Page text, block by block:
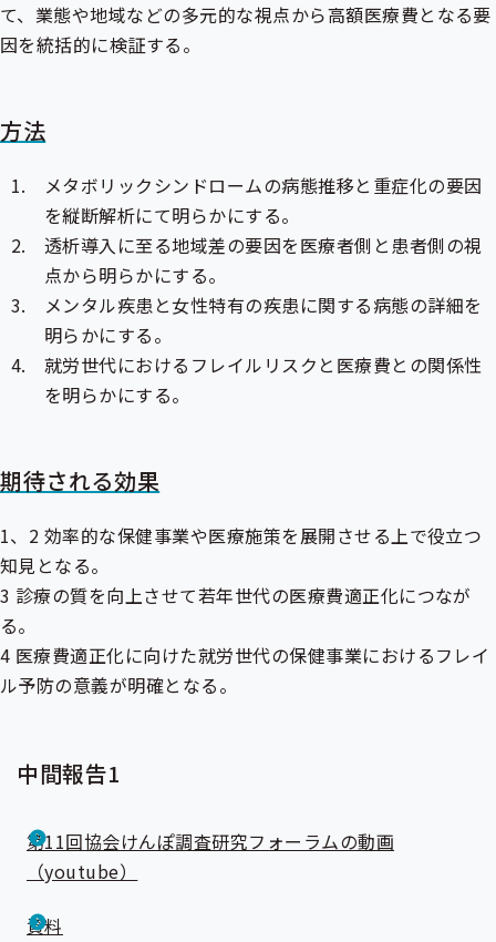
て、業態や地域などの多元的な視点から高額医療費となる要
因を統括的に検証する。
方法
メタボリックシンドロームの病態推移と重症化の要因
を縦断解析にて明らかにする。
透析導入に至る地域差の要因を医療者側と患者側の視
点から明らかにする。
メンタル疾患と女性特有の疾患に関する病態の詳細を
明らかにする。
就労世代におけるフレイルリスクと医療費との関係性
を明らかにする。
期待される効果
1、2 効率的な保健事業や医療施策を展開させる上で役立つ
知見となる。
3 診療の質を向上させて若年世代の医療費適正化につなが
る。
4 医療費適正化に向けた就労世代の保健事業におけるフレイ
ル予防の意義が明確となる。
中間報告1
第11回協会けんぽ調査研究フォーラムの動画
（youtube）
資料